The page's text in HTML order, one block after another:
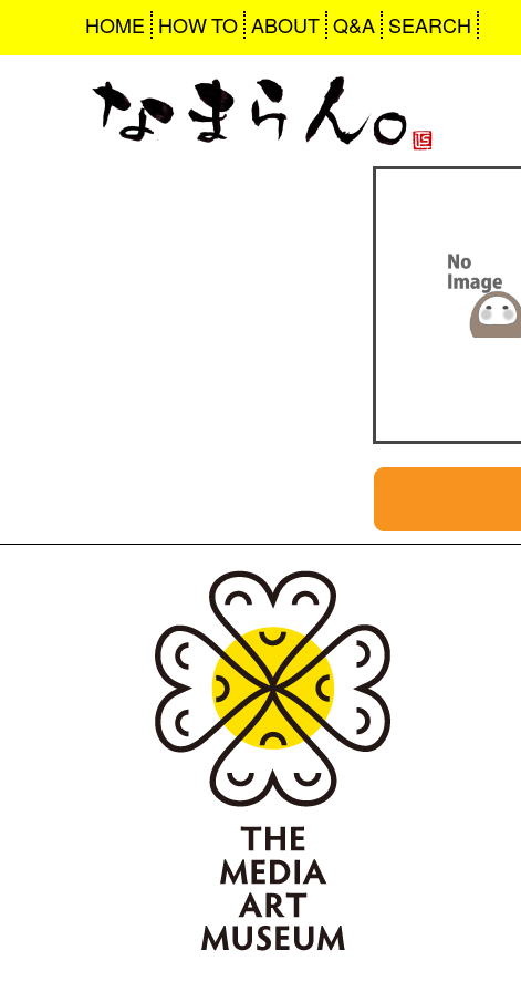
HOME HOW TO ABOUT Q&A SEARCH